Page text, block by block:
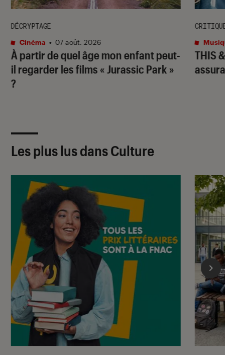
À partir de quel âge mon enfant peut-
il regarder les films « Jurassic Park »
?
DÉCRYPTAGE
Cinéma • 07 août. 2026
THIS
Les plus lus dans Culture